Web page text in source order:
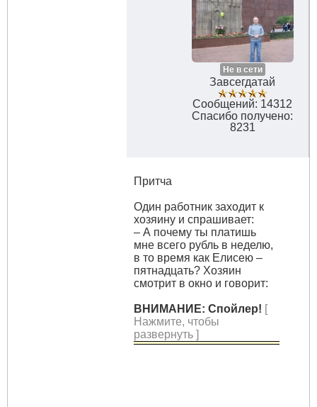
Не в сети
Завсегдатай
Сообщений: 14312
Спасибо получено:
8231
Притча
Один работник заходит к
хозяину и спрашивает:
– А почему ты платишь
мне всего рубль в неделю,
в то время как Елисею –
пятнадцать? Хозяин
смотрит в окно и говорит:
ВНИМАНИЕ: Спойлер! [
Нажмите, чтобы
развернуть ]